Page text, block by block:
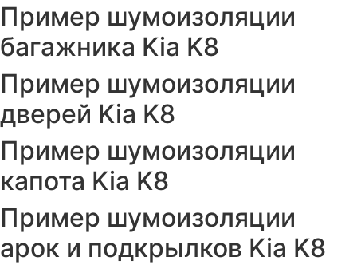
Пример шумоизоляции
багажника Kia K8
Пример шумоизоляции
дверей Kia K8
Пример шумоизоляции
капота Kia K8
Пример шумоизоляции
арок и подкрылков Kia K8